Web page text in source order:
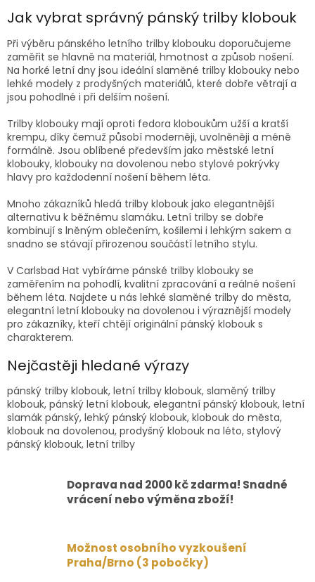
a
í
p
r
v
k
v
ý
p
i
s
v
á
n
í
Jak vybrat správný pánský trilby klobouk
Při výběru pánského letního trilby klobouku doporučujeme
zaměřit se hlavně na materiál, hmotnost a způsob nošení.
Na horké letní dny jsou ideální slaměné trilby klobouky nebo
lehké modely z prodyšných materiálů, které dobře větrají a
jsou pohodlné i při delším nošení.
Trilby klobouky mají oproti fedora kloboukům užší a kratší
krempu, díky čemuž působí moderněji, uvolněněji a méně
formálně. Jsou oblíbené především jako městské letní
klobouky, klobouky na dovolenou nebo stylové pokrývky
hlavy pro každodenní nošení během léta.
Mnoho zákazníků hledá trilby klobouk jako elegantnější
alternativu k běžnému slamáku. Letní trilby se dobře
kombinují s lněným oblečením, košilemi i lehkým sakem a
snadno se stávají přirozenou součástí letního stylu.
V Carlsbad Hat vybíráme pánské trilby klobouky se
zaměřením na pohodlí, kvalitní zpracování a reálné nošení
během léta. Najdete u nás lehké slaměné trilby do města,
elegantní letní klobouky na dovolenou i výraznější modely
pro zákazníky, kteří chtějí originální pánský klobouk s
charakterem.
Nejčastěji hledané výrazy
pánský trilby klobouk, letní trilby klobouk, slaměný trilby
klobouk, pánský letní klobouk, elegantní pánský klobouk, letní
slamák pánský, lehký pánský klobouk, klobouk do města,
klobouk na dovolenou, prodyšný klobouk na léto, stylový
pánský klobouk, letní trilby
Doprava nad 2000 kč zdarma! Snadné
vrácení nebo výměna zboží!
Možnost osobního vyzkoušení
Praha/Brno (3 pobočky)